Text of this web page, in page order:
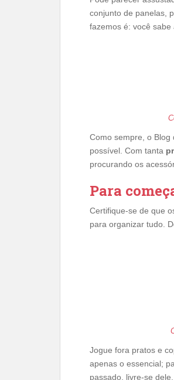
conjunto de panelas,
fazemos é: você
Como sempre, o
possível. Com tanta
procurando os
Para
Certifique-se de que
para organizar tudo.
Jogue fora pratos e
apenas o essencial;
passado, livre-se